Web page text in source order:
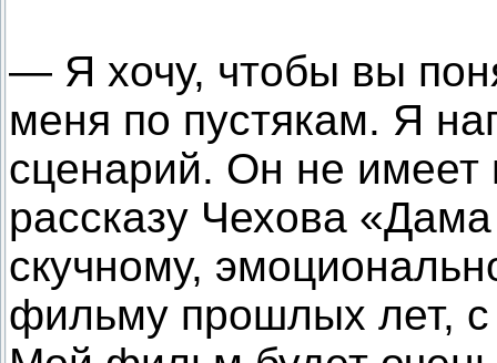
— Я хочу, чтобы вы
меня по пустякам. Я
сценарий. Он не имеет
рассказу Чехова
скучному,
фильму прошлых лет,